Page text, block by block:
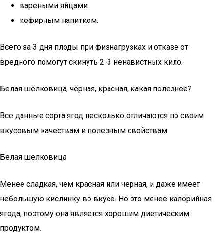
вареными яйцами;
кефирным напитком.
Всего за 3 дня плоды при физнагрузках и отказе от
вредного помогут скинуть 2-3 ненавистных кило.
Белая шелковица, черная, красная, какая полезнее?
Все данные сорта ягод несколько отличаются по своим
вкусовым качествам и полезным свойствам.
Белая шелковица
Менее сладкая, чем красная или черная, и даже имеет
небольшую кислинку во вкусе. Но это менее калорийная
ягода, поэтому она является хорошим диетическим
продуктом.